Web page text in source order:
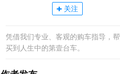
关注
凭借我们专业、客观的购车指导，
买到人生中的第壹台车。